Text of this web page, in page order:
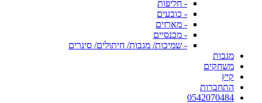
- חליפות
- כובעים
- מארזים
- מכנסיים
- שמיכות/ מגבות/ חיתולים/ סינרים
מגבות
משחקים
קיץ
התחברות
0542070484